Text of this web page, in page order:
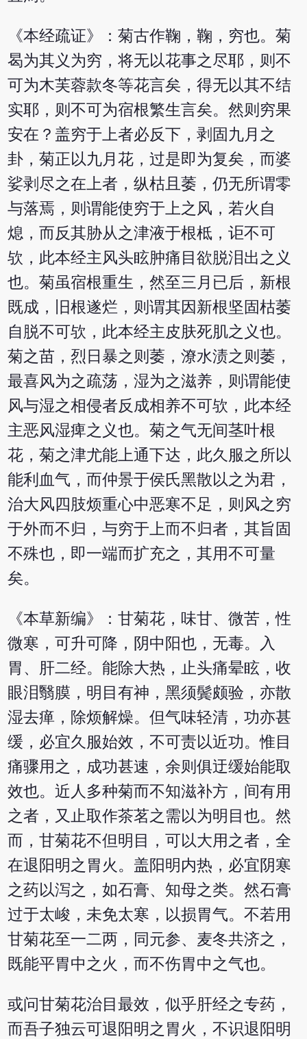
《本经疏证》：菊古作鞠，鞠，穷也。菊
曷为其义为穷，将无以花事之尽耶，则不
可为木芙蓉款冬等花言矣，得无以其不结
实耶，则不可为宿根繁生言矣。然则穷果
安在？盖穷于上者必反下，剥固九月之
卦，菊正以九月花，过是即为复矣，而婆
娑剥尽之在上者，纵枯且萎，仍无所谓零
与落焉，则谓能使穷于上之风，若火自
熄，而反其胁从之津液于根柢，讵不可
欤，此本经主风头眩肿痛目欲脱泪出之义
也。菊虽宿根重生，然至三月已后，新根
既成，旧根遂烂，则谓其因新根坚固枯萎
自脱不可欤，此本经主皮肤死肌之义也。
菊之苗，烈日暴之则萎，潦水渍之则萎，
最喜风为之疏荡，湿为之滋养，则谓能使
风与湿之相侵者反成相养不可欤，此本经
主恶风湿痺之义也。菊之气无间茎叶根
花，菊之津尤能上通下达，此久服之所以
能利血气，而仲景于侯氏黑散以之为君，
治大风四肢烦重心中恶寒不足，则风之穷
于外而不归，与穷于上而不归者，其旨固
不殊也，即一端而扩充之，其用不可量
矣。
《本草新编》：甘菊花，味甘、微苦，性
微寒，可升可降，阴中阳也，无毒。入
胃、肝二经。能除大热，止头痛晕眩，收
眼泪翳膜，明目有神，黑须鬓颇验，亦散
湿去瘅，除烦解燥。但气味轻清，功亦甚
缓，必宜久服始效，不可责以近功。惟目
痛骤用之，成功甚速，余则俱迂缓始能取
效也。近人多种菊而不知滋补方，间有用
之者，又止取作茶茗之需以为明目也。然
而，甘菊花不但明目，可以大用之者，全
在退阳明之胃火。盖阳明内热，必宜阴寒
之药以泻之，如石膏、知母之类。然石膏
过于太峻，未免太寒，以损胃气。不若用
甘菊花至一二两，同元参、麦冬共济之，
既能平胃中之火，而不伤胃中之气也。
或问甘菊花治目最效，似乎肝经之专药，
而吾子独云可退阳明之胃火，不识退阳明